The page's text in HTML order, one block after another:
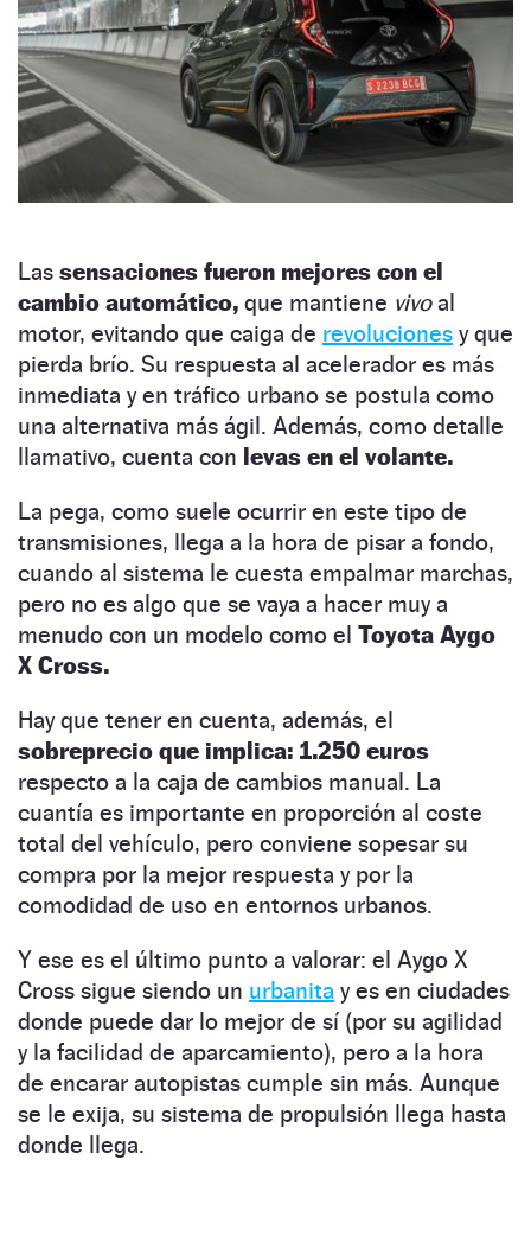
Las sensaciones fueron mejores con el
cambio automático, que mantiene vivoal
motor, evitando que caiga de revoluciones y que
pierda brío. Su respuesta al acelerador es más
inmediata y en tráfico urbano se postula como
una alternativa más ágil. Además, como detalle
llamativo, cuenta con levas en el volante.
La pega, como suele ocurrir en este tipo de
transmisiones, llega a la hora de pisar a fondo,
cuando al sistema le cuesta empalmar marchas,
pero no es algo que se vaya a hacer muy a
menudo con un modelo como el Toyota Aygo
X Cross.
Hay que tener en cuenta, además, el
sobreprecio que implica: 1.250 euros
respecto a la caja de cambios manual. La
cuantía es importante en proporción al coste
total del vehículo, pero conviene sopesar su
compra por la mejor respuesta y por la
comodidad de uso en entornos urbanos.
Y ese es el último punto a valorar: el Aygo X
Cross sigue siendo un urbanita y es en ciudades
donde puede dar lo mejor de sí (por su agilidad
y la facilidad de aparcamiento), pero a la hora
de encarar autopistas cumple sin más. Aunque
se le exija, su sistema de propulsión llega hasta
donde llega.